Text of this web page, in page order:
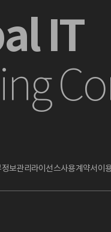
IT
보관리라이선스사용계약서이